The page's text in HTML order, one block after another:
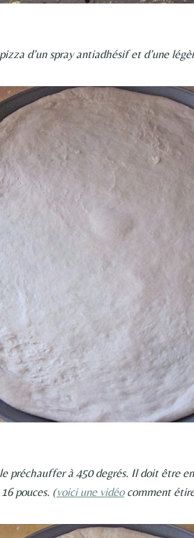
d’un spray antiadhésif et d’une
préchauffer à 450 degrés. Il doit être
pouces. (voici une vidéocomment